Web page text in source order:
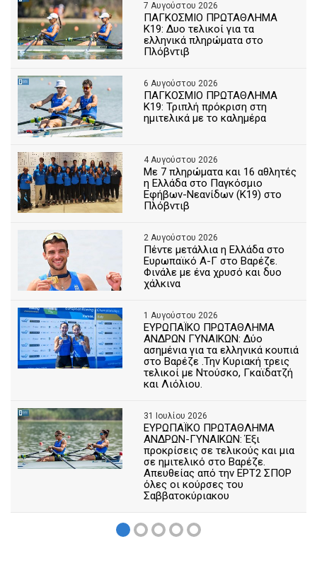
7 Αυγούστου 2026
ΠΑΓΚΟΣΜΙΟ ΠΡΩΤΑΘΛΗΜΑ
Κ19: Δυο τελικοί για τα
ελληνικά πληρώματα στο
Πλόβντιβ
6 Αυγούστου 2026
ΠΑΓΚΟΣΜΙΟ ΠΡΩΤΑΘΛΗΜΑ
Κ19: Τριπλή πρόκριση στη
ημιτελικά με το καλημέρα
4 Αυγούστου 2026
Με 7 πληρώματα και 16 αθλητές
η Ελλάδα στο Παγκόσμιο
Εφήβων-Νεανίδων (Κ19) στο
Πλόβντιβ
2 Αυγούστου 2026
Πέντε μετάλλια η Ελλάδα στο
Ευρωπαϊκό Α-Γ στο Βαρέζε.
Φινάλε με ένα χρυσό και δυο
χάλκινα
1 Αυγούστου 2026
ΕΥΡΩΠΑΪΚΟ ΠΡΩΤΑΘΛΗΜΑ
ΑΝΔΡΩΝ ΓΥΝΑΙΚΩΝ: Δύο
ασημένια για τα ελληνικά κουπιά
στο Βαρέζε .Την Κυριακή τρεις
τελικοί με Ντούσκο, Γκαϊδατζή
και Λιόλιου.
31 Ιουλίου 2026
ΕΥΡΩΠΑΪΚΟ ΠΡΩΤΑΘΛΗΜΑ
ΑΝΔΡΩΝ-ΓΥΝΑΙΚΩΝ: Έξι
προκρίσεις σε τελικούς και μια
σε ημιτελικό στο Βαρέζε.
Απευθείας από την ΕΡΤ2 ΣΠΟΡ
όλες οι κούρσες του
Σαββατοκύριακου